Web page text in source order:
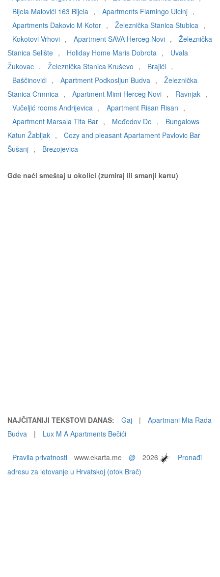
Bijela Malovići 163 Bijela , Apartments Flamingo Ulcinj ,
Apartments Dakovic M Kotor , Železnička Stanica Stubica ,
Kokotovi Vrhovi , Apartment SAVA Herceg Novi ,
Železnička
Stanica Selište , Holiday Home Maris Dobrota ,
Uvala
Žukovac , Železnička Stanica Kruševo , Brajići ,
Baščinovići , Apartment Podkosljun Budva ,
Železnička
Stanica Crmnica , Apartment Mimi Herceg Novi , Ravnjak ,
Vučeljić rooms Andrijevica , Apartment Risan Risan ,
Apartment Marsala Tita Bar , Međedov Do ,
Bungalows
Katun Žabljak ,
Cozy and pleasant Apartament Pavlovic Bar
Šušanj , Brezojevica
Gde naći smeštaj u okolici (zumiraj ili smanji kartu)
NAJČITANIJI TEKSTOVI DANAS: Gaj |
Apartmani Mia Rada
Budva
| Lux M A Apartments Bečići
Pravila privatnosti www.ekarta.me @ 2026
Pronađi
adresu za letovanje u Hrvatskoj (otok Brač)